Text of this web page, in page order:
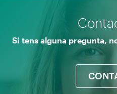
Si tens alguna pregunta,